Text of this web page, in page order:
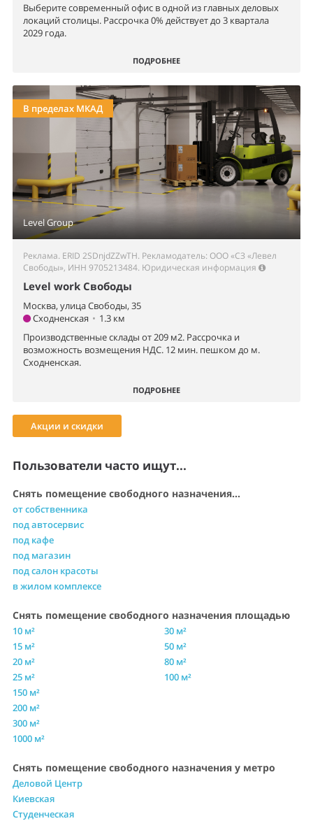
Выберите современный офис в одной из главных деловых
локаций столицы. Рассрочка 0% действует до 3 квартала
2029 года.
ПОДРОБНЕЕ
Level Group
В пределах МКАД
Реклама. ERID 2SDnjdZZwTH. Рекламодатель: ООО «СЗ «Левел
Свободы», ИНН 9705213484. Юридическая информация
Level work Свободы
Москва, улица Свободы, 35
Сходненская • 1.3 км
Производственные склады от 209 м2. Рассрочка и
возможность возмещения НДС. 12 мин. пешком до м.
Сходненская.
ПОДРОБНЕЕ
Акции и скидки
Пользователи часто ищут...
Снять помещение свободного назначения...
от собственника
под автосервис
под кафе
под магазин
под салон красоты
в жилом комплексе
Снять помещение свободного назначения площадью
10 м²
15 м²
20 м²
25 м²
30 м²
50 м²
80 м²
100 м²
150 м²
200 м²
300 м²
1000 м²
Снять помещение свободного назначения у метро
Деловой Центр
Киевская
Студенческая